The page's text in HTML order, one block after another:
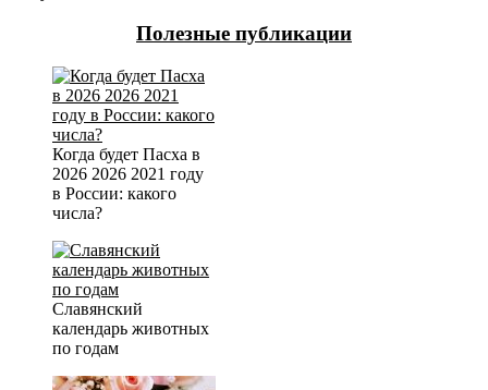
Полезные публикации
Когда будет Пасха в
2026 2026 2021 году
в России: какого
числа?
Славянский
календарь животных
по годам